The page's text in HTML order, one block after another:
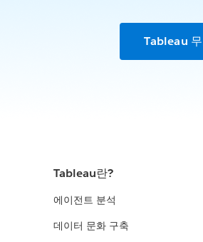
Tableau
Tableau란?
에이전트 분석
데이터 문화 구축